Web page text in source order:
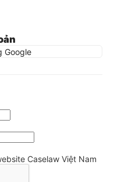
Google
Caselaw Việt Nam